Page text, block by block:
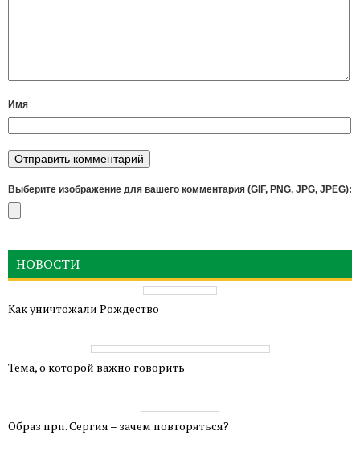
Имя
Выберите изображение для вашего комментария (GIF, PNG, JPG, JPEG):
НОВОСТИ
Как уничтожали Рождество
Тема, о которой важно говорить
Образ прп. Сергия – зачем повторяться?